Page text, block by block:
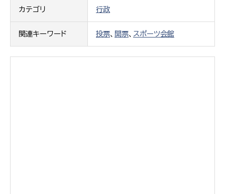
カテゴリ 行政
関連キーワード 投票、 開票、 スポーツ会館